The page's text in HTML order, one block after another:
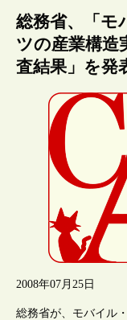
総務省、「モ
ツの産業構造
査結果」を発
2008年07月25日
総務省が、モバイル